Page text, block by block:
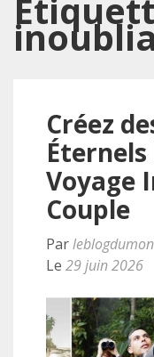
Créez
Éternels
Voyage
Couple
Par
Le 29 juin 2026